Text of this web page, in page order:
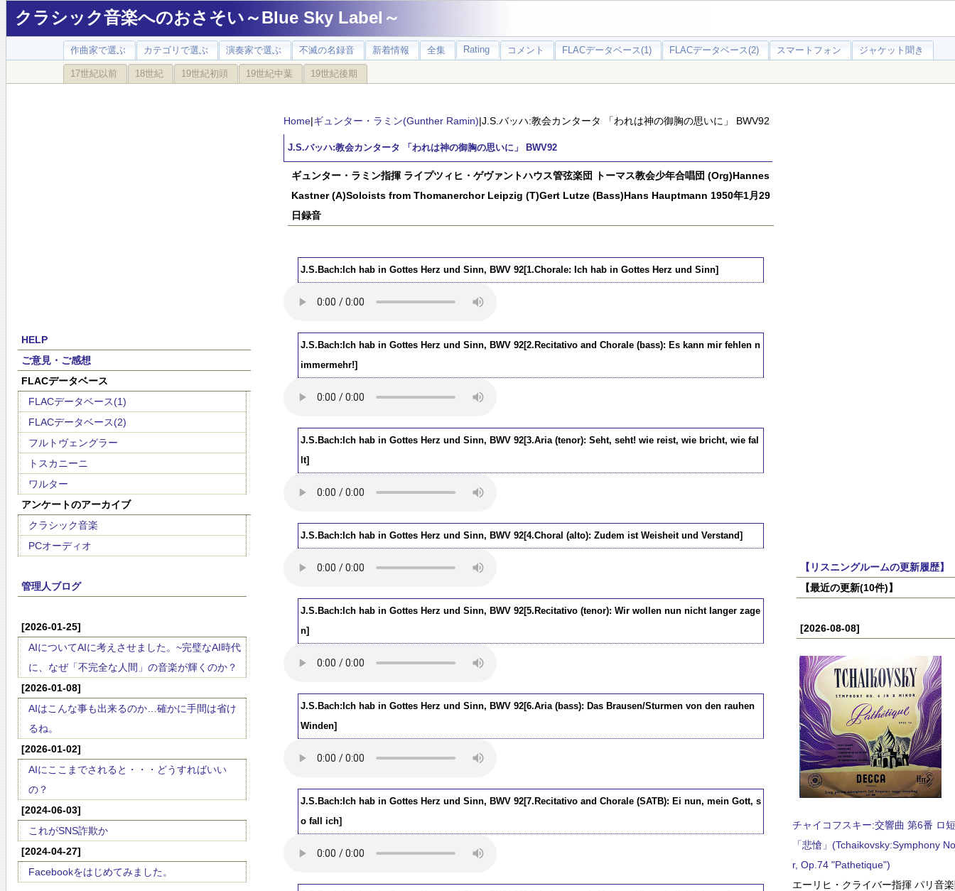
クラシック音楽へのおさそい～Blue Sky Label～
作曲家で選ぶ カテゴリで選ぶ 演奏家で選ぶ 不滅の名録音 新着情報 全集 Rating コメント FLACデータベース(1) FLACデータベース(2) スマートフォン ジャケット聞き
17世紀以前 18世紀 19世紀初頭 19世紀中葉 19世紀後期
HELP
ご意見・ご感想
FLACデータベース
FLACデータベース(1)
FLACデータベース(2)
フルトヴェングラー
トスカニーニ
ワルター
アンケートのアーカイブ
クラシック音楽
PCオーディオ
管理人ブログ
[2026-01-25]
AIについてAIに考えさせました。~完璧なAI時代
に、なぜ「不完全な人間」の音楽が輝くのか？
[2026-01-08]
AIはこんな事も出来るのか…確かに手間は省け
るね。
[2026-01-02]
AIにここまでされると・・・どうすればいい
の？
[2024-06-03]
これがSNS詐欺か
[2024-04-27]
Facebookをはじめてみました。
Home|ギュンター・ラミン(Gunther Ramin)|J.S.バッハ:教会カンタータ 「われは神の御胸の思いに」 BWV92
J.S.バッハ:教会カンタータ 「われは神の御胸の思いに」 BWV92
ギュンター・ラミン指揮 ライプツィヒ・ゲヴァントハウス管弦楽団 トーマス教会少年合唱団 (Org)Hannes
Kastner (A)Soloists from Thomanerchor Leipzig (T)Gert Lutze (Bass)Hans Hauptmann 1950年1月29
日録音
J.S.Bach:Ich hab in Gottes Herz und Sinn, BWV 92[1.Chorale: Ich hab in Gottes Herz und Sinn]
J.S.Bach:Ich hab in Gottes Herz und Sinn, BWV 92[2.Recitativo and Chorale (bass): Es kann mir fehlen n
immermehr!]
J.S.Bach:Ich hab in Gottes Herz und Sinn, BWV 92[3.Aria (tenor): Seht, seht! wie reist, wie bricht, wie fal
lt]
J.S.Bach:Ich hab in Gottes Herz und Sinn, BWV 92[4.Choral (alto): Zudem ist Weisheit und Verstand]
J.S.Bach:Ich hab in Gottes Herz und Sinn, BWV 92[5.Recitativo (tenor): Wir wollen nun nicht langer zage
n]
J.S.Bach:Ich hab in Gottes Herz und Sinn, BWV 92[6.Aria (bass): Das Brausen/Sturmen von den rauhen
Winden]
J.S.Bach:Ich hab in Gottes Herz und Sinn, BWV 92[7.Recitativo and Chorale (SATB): Ei nun, mein Gott, s
o fall ich]
【リスニングルームの更新履歴】
【最近の更新(10件)】
[2026-08-08]
チャイコフスキー:交響曲 第6番 ロ
「悲愴」(Tchaikovsky:Symphony
r, Op.74 "Pathetique")
エーリヒ・クライバー指揮 パリ音